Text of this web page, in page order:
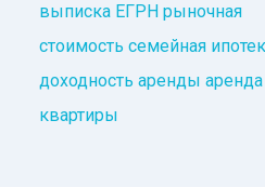
выписка ЕГРН рыночная
стоимость семейная
доходность аренды аренда
квартиры